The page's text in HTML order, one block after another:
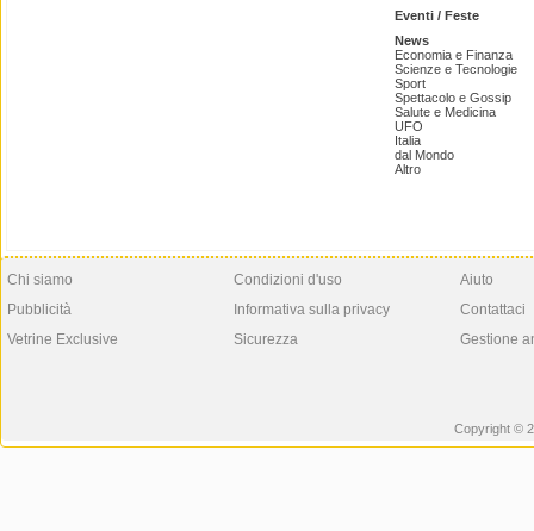
Eventi / Feste
News
Economia e Finanza
Scienze e Tecnologie
Sport
Spettacolo e Gossip
Salute e Medicina
UFO
Italia
dal Mondo
Altro
Chi siamo
Pubblicità
Vetrine Exclusive
Condizioni d'uso
Informativa sulla privacy
Sicurezza
Aiuto
Contattaci
Gestione
Copyright ©